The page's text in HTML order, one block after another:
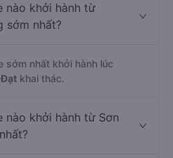
nào khởi hành từ
sớm nhất?
sớm nhất khởi hành lúc
khai thác.
nào khởi hành từ Sơn